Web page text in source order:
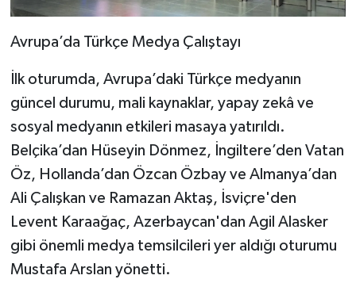
Avrupa’da Türkçe Medya Çalıştayı
İlk oturumda, Avrupa’daki Türkçe medyanın
güncel durumu, mali kaynaklar, yapay zekâ ve
sosyal medyanın etkileri masaya yatırıldı.
Belçika’dan Hüseyin Dönmez, İngiltere’den Vatan
Öz, Hollanda’dan Özcan Özbay ve Almanya’dan
Ali Çalışkan ve Ramazan Aktaş, İsviçre'den
Levent Karaağaç, Azerbaycan'dan Agil Alasker
gibi önemli medya temsilcileri yer aldığı oturumu
Mustafa Arslan yönetti.